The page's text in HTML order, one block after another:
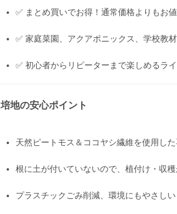
✅ まとめ買いでお得！通常価格よりもお
✅ 家庭菜園、アクアポニックス、学校教
✅ 初心者からリピーターまで楽しめるラ
培地の安心ポイント
天然ピートモス＆ココヤシ繊維を使用し
根に土が付いていないので、植付け・収
プラスチックごみ削減、環境にもやさしい